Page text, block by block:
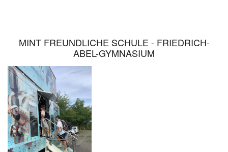
MINT FREUNDLICHE SCHULE - FRIEDRICH-
ABEL-GYMNASIUM